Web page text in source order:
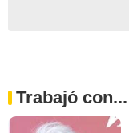
Trabajó con...